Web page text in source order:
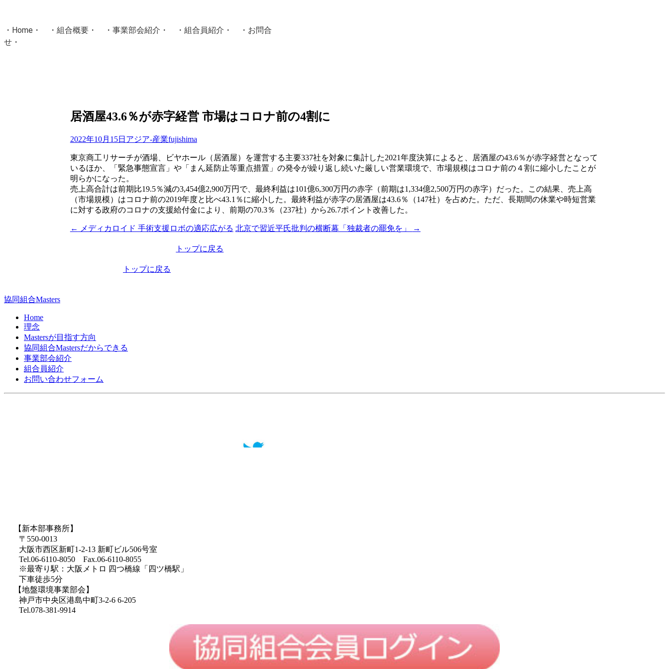
・ Home ・ ・ 組合概要 ・ ・ 事業部会紹介 ・ ・ 組合員紹介 ・ ・ お問合
せ ・
Masters組合員ログイン居酒屋43.6％が赤字経営 市場はコロナ前の4割に
2022年10月15日 アジア-産業fujishima
東京商工リサーチが酒場、ビヤホール（居酒屋）を運営する主要337社を対象に集計した2021年度決算によると、居酒屋の43.6％が赤字経営となって
いるほか、「緊急事態宣言」や「まん延防止等重点措置」の発令が繰り返し続いた厳しい営業環境で、市場規模はコロナ前の４割に縮小したことが
明らかになった。
売上高合計は前期比19.5％減の3,454億2,900万円で、最終利益は101億6,300万円の赤字（前期は1,334億2,500万円の赤字）だった。この結果、売上高
（市場規模）はコロナ前の2019年度と比べ43.1％に縮小した。最終利益が赤字の居酒屋は43.6％（147社）を占めた。ただ、長期間の休業や時短営業
に対する政府のコロナの支援給付金により、前期の70.3％（237社）から26.7ポイント改善した。
投
ョ
ン
← メディカロイド 手術支援ロボの適応広がる 北京で習近平氏批判の横断幕「独裁者の罷免を」 →
トップに戻る
トップに戻る
協同組合Masters
Home
理念
Mastersが目指す方向
協同組合Mastersだからできる
事業部会紹介
組合員紹介
お問い合わせフォーム
【新本部事務所】
〒550-0013
大阪市西区新町1-2-13 新町ビル506号室
Tel.06-6110-8050 Fax.06-6110-8055
※最寄り駅：大阪メトロ 四つ橋線「四ツ橋駅」
下車徒歩5分
【地盤環境事業部会】
神戸市中央区港島中町3-2-6 6-205
Tel.078-381-9914